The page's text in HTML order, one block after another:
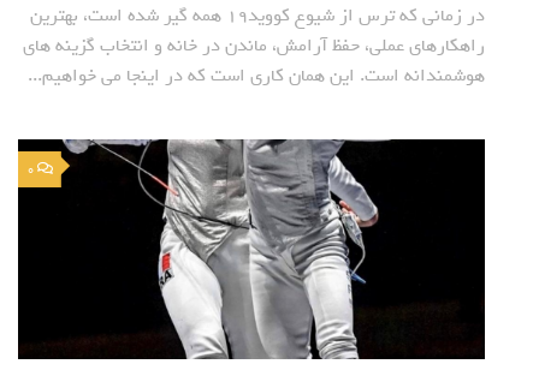
در زمانی که ترس از شیوع کووید19 همه گیر شده است، بهترین
راهکارهای عملی، حفظ آرامش، ماندن در خانه و انتخاب گزینه های
هوشمندانه است. این همان کاری است که در اینجا می خواهیم...
0